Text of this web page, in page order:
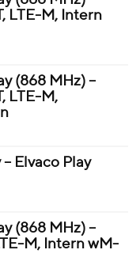
LTE-M, Intern
(868 MHz) –
LTE-M,
Elvaco Play
(868 MHz) –
M, Intern wM-